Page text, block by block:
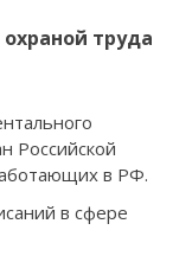
труда
Российской
в РФ.
в сфере